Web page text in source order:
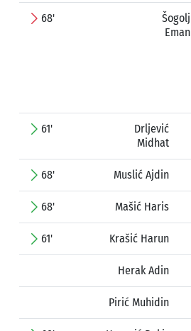
68'
Šogolj
Eman
61'
Drljević
Midhat
68' Muslić Ajdin
68' Mašić Haris
61' Krašić Harun
Herak Adin
Pirić Muhidin